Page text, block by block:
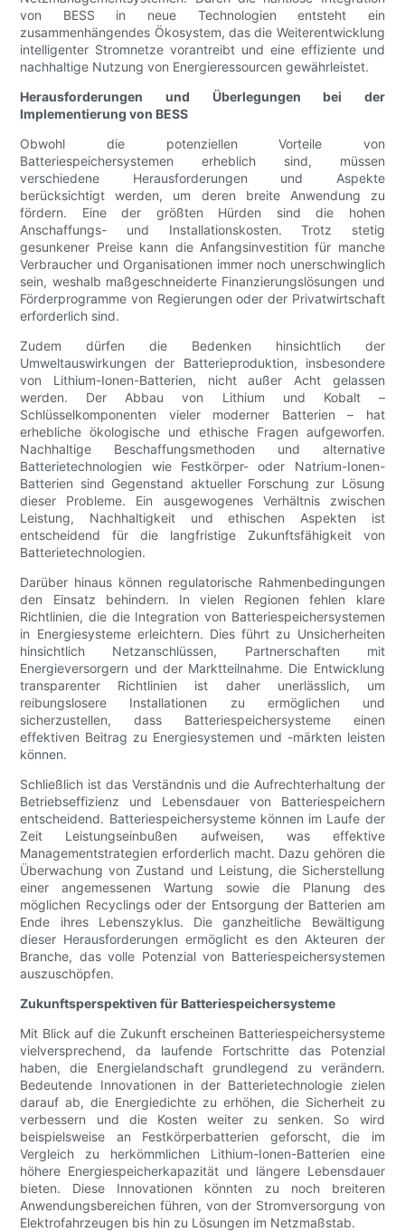
von BESS in neue Technologien entsteht ein
zusammenhängendes Ökosystem, das die Weiterentwicklung
intelligenter Stromnetze vorantreibt und eine effiziente und
nachhaltige Nutzung von Energieressourcen gewährleistet.
Herausforderungen und Überlegungen bei der
Implementierung von BESS
Obwohl die potenziellen Vorteile von
Batteriespeichersystemen erheblich sind, müssen
verschiedene Herausforderungen und Aspekte
berücksichtigt werden, um deren breite Anwendung zu
fördern. Eine der größten Hürden sind die hohen
Anschaffungs- und Installationskosten. Trotz stetig
gesunkener Preise kann die Anfangsinvestition für manche
Verbraucher und Organisationen immer noch unerschwinglich
sein, weshalb maßgeschneiderte Finanzierungslösungen und
Förderprogramme von Regierungen oder der Privatwirtschaft
erforderlich sind.
Zudem dürfen die Bedenken hinsichtlich der
Umweltauswirkungen der Batterieproduktion, insbesondere
von Lithium-Ionen-Batterien, nicht außer Acht gelassen
werden. Der Abbau von Lithium und Kobalt –
Schlüsselkomponenten vieler moderner Batterien – hat
erhebliche ökologische und ethische Fragen aufgeworfen.
Nachhaltige Beschaffungsmethoden und alternative
Batterietechnologien wie Festkörper- oder Natrium-Ionen-
Batterien sind Gegenstand aktueller Forschung zur Lösung
dieser Probleme. Ein ausgewogenes Verhältnis zwischen
Leistung, Nachhaltigkeit und ethischen Aspekten ist
entscheidend für die langfristige Zukunftsfähigkeit von
Batterietechnologien.
Darüber hinaus können regulatorische Rahmenbedingungen
den Einsatz behindern. In vielen Regionen fehlen klare
Richtlinien, die die Integration von Batteriespeichersystemen
in Energiesysteme erleichtern. Dies führt zu Unsicherheiten
hinsichtlich Netzanschlüssen, Partnerschaften mit
Energieversorgern und der Marktteilnahme. Die Entwicklung
transparenter Richtlinien ist daher unerlässlich, um
reibungslosere Installationen zu ermöglichen und
sicherzustellen, dass Batteriespeichersysteme einen
effektiven Beitrag zu Energiesystemen und -märkten leisten
können.
Schließlich ist das Verständnis und die Aufrechterhaltung der
Betriebseffizienz und Lebensdauer von Batteriespeichern
entscheidend. Batteriespeichersysteme können im Laufe der
Zeit Leistungseinbußen aufweisen, was effektive
Managementstrategien erforderlich macht. Dazu gehören die
Überwachung von Zustand und Leistung, die Sicherstellung
einer angemessenen Wartung sowie die Planung des
möglichen Recyclings oder der Entsorgung der Batterien am
Ende ihres Lebenszyklus. Die ganzheitliche Bewältigung
dieser Herausforderungen ermöglicht es den Akteuren der
Branche, das volle Potenzial von Batteriespeichersystemen
auszuschöpfen.
Zukunftsperspektiven für Batteriespeichersysteme
Mit Blick auf die Zukunft erscheinen Batteriespeichersysteme
vielversprechend, da laufende Fortschritte das Potenzial
haben, die Energielandschaft grundlegend zu verändern.
Bedeutende Innovationen in der Batterietechnologie zielen
darauf ab, die Energiedichte zu erhöhen, die Sicherheit zu
verbessern und die Kosten weiter zu senken. So wird
beispielsweise an Festkörperbatterien geforscht, die im
Vergleich zu herkömmlichen Lithium-Ionen-Batterien eine
höhere Energiespeicherkapazität und längere Lebensdauer
bieten. Diese Innovationen könnten zu noch breiteren
Anwendungsbereichen führen, von der Stromversorgung von
Elektrofahrzeugen bis hin zu Lösungen im Netzmaßstab.